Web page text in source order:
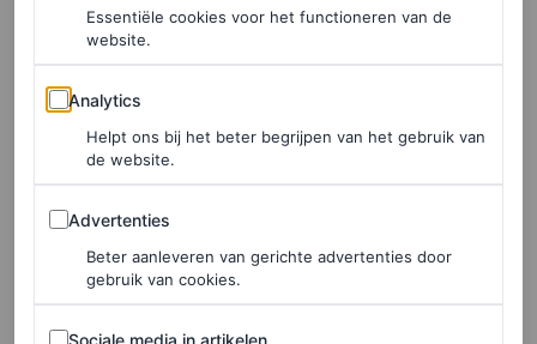
Een bericht gedeeld door RERUN (@rerun.rent)
Essentiële cookies voor het functioneren van de
website.
Analytics
Analytics
Helpt ons bij het beter begrijpen van het gebruik van
de website.
Advertenties
Advertenties
Beter aanleveren van gerichte advertenties door
gebruik van cookies.
Sociale media in artikelen
Sociale media in artikelen